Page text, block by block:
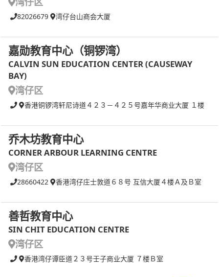
82026679 湾仔台山商会大厦
嘉勋教育中心（铜锣湾）
CALVIN SUN EDUCATION CENTER (CAUSEWAY
BAY)
湾仔区
香港铜锣湾轩尼诗道４２３－４２５号嘉年华商业大厦 １楼
乔木坊教育中心
CORNER ARBOUR LEARNING CENTRE
湾仔区
28660422 香港湾仔庄士敦道６８号 互信大厦４楼Ａ及Ｂ室
善哲教育中心
SIN CHIT EDUCATION CENTRE
湾仔区
香港湾仔谭臣道２３号壬子商业大厦 ７楼Ｂ室